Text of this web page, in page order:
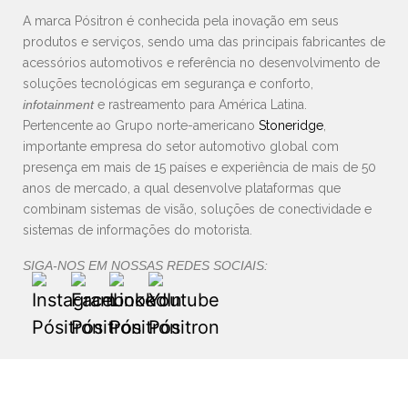
A marca Pósitron é conhecida pela inovação em seus
produtos e serviços, sendo uma das principais fabricantes de
acessórios automotivos e referência no desenvolvimento de
soluções tecnológicas em segurança e conforto,
infotainmente rastreamento para América Latina.
Pertencente ao Grupo norte-americano Stoneridge
importante empresa do setor automotivo global com
presença em mais de 15 países e experiência de mais de 50
anos de mercado, a qual desenvolve plataformas que
combinam sistemas de visão, soluções de conectividade e
sistemas de informações do motorista.
SIGA-NOS EM NOSSAS REDES SOCIAIS: